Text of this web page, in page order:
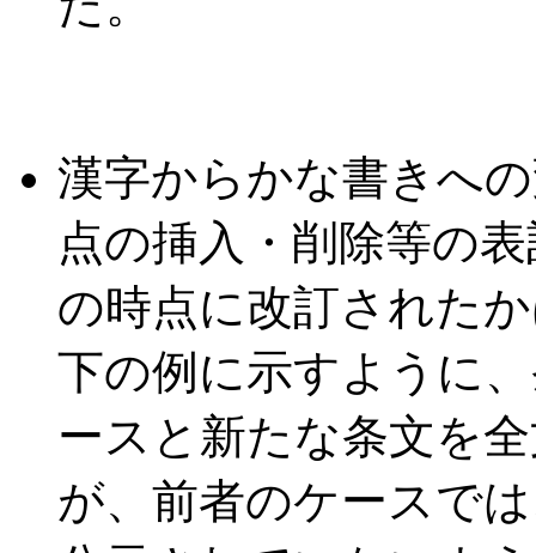
漢字からかな書きへ
点の挿入・削除等の
の時点に改訂された
下の例に示すように
ースと新たな条文を
が、前者のケースで